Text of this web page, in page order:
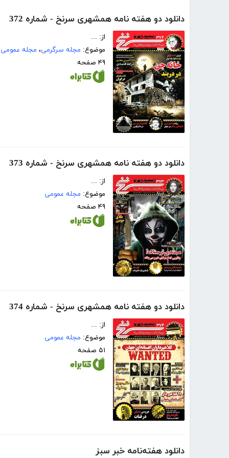
دانلود دو هفته نامه همشهری سرنخ - شماره 372
از: ...
موضوع: مجله سرگرمی، مجله عمومی
۴۹ صفحه
دانلود دو هفته نامه همشهری سرنخ - شماره 373
از: ...
موضوع: مجله عمومی
۴۹ صفحه
دانلود دو هفته نامه همشهری سرنخ - شماره 374
از: ...
موضوع: مجله عمومی
۵۱ صفحه
دانلود هفته‌نامه خبر سبز